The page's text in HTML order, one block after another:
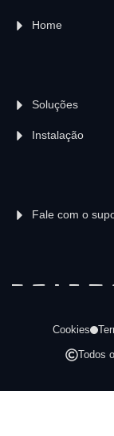
Home
Soluções
Instalação
Fale com o
Cookies
Todos